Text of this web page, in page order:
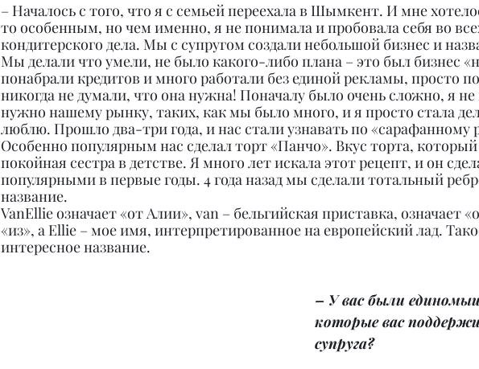
– Началось с того, что я с семьей переехала в Шымкент. И мне
то особенным, но чем именно, я не понимала и пробовала себя во
кондитерского дела. Мы с супругом создали небольшой бизнес и
Мы делали что умели, не было какого-либо плана – это был бизнес
понабрали кредитов и много работали без единой рекламы, просто
никогда не думали, что она нужна! Поначалу было очень сложно, я
нужно нашему рынку, таких, как мы было много, и я просто стала
люблю. Прошло два-три года, и нас стали узнавать по «сарафанному
Особенно популярным нас сделал торт «Панчо». Вкус торта, который
покойная сестра в детстве. Я много лет искала этот рецепт, и он
популярными в первые годы. 4 года назад мы сделали тотальный
название.
VanEllie означает «от Алии», van – бельгийская приставка, означает
«из», а Ellie – мое имя, интерпретированное на европейский лад.
интересное название.
– У вас были
которые вас
супруга?